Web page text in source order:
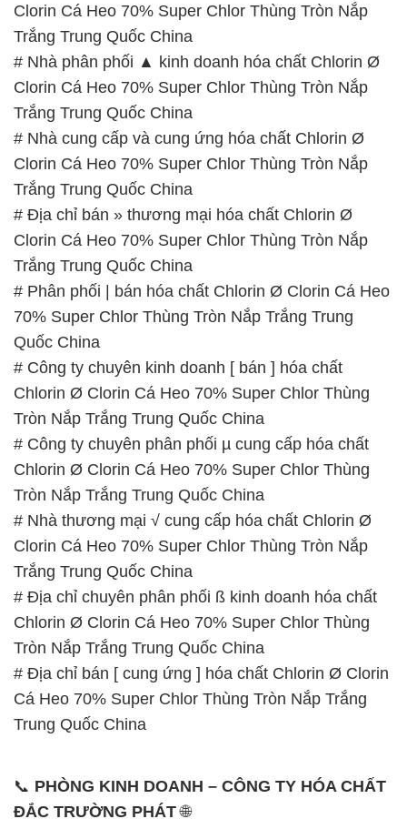
Clorin Cá Heo 70% Super Chlor Thùng Tròn Nắp
Trắng Trung Quốc China
# Nhà phân phối ▲ kinh doanh hóa chất Chlorin Ø
Clorin Cá Heo 70% Super Chlor Thùng Tròn Nắp
Trắng Trung Quốc China
# Nhà cung cấp và cung ứng hóa chất Chlorin Ø
Clorin Cá Heo 70% Super Chlor Thùng Tròn Nắp
Trắng Trung Quốc China
# Địa chỉ bán » thương mại hóa chất Chlorin Ø
Clorin Cá Heo 70% Super Chlor Thùng Tròn Nắp
Trắng Trung Quốc China
# Phân phối | bán hóa chất Chlorin Ø Clorin Cá Heo
70% Super Chlor Thùng Tròn Nắp Trắng Trung
Quốc China
# Công ty chuyên kinh doanh [ bán ] hóa chất
Chlorin Ø Clorin Cá Heo 70% Super Chlor Thùng
Tròn Nắp Trắng Trung Quốc China
# Công ty chuyên phân phối µ cung cấp hóa chất
Chlorin Ø Clorin Cá Heo 70% Super Chlor Thùng
Tròn Nắp Trắng Trung Quốc China
# Nhà thương mại √ cung cấp hóa chất Chlorin Ø
Clorin Cá Heo 70% Super Chlor Thùng Tròn Nắp
Trắng Trung Quốc China
# Địa chỉ chuyên phân phối ß kinh doanh hóa chất
Chlorin Ø Clorin Cá Heo 70% Super Chlor Thùng
Tròn Nắp Trắng Trung Quốc China
# Địa chỉ bán [ cung ứng ] hóa chất Chlorin Ø Clorin
Cá Heo 70% Super Chlor Thùng Tròn Nắp Trắng
Trung Quốc China
📞 PHÒNG KINH DOANH – CÔNG TY HÓA CHẤT
ĐẮC TRƯỜNG PHÁT🌐